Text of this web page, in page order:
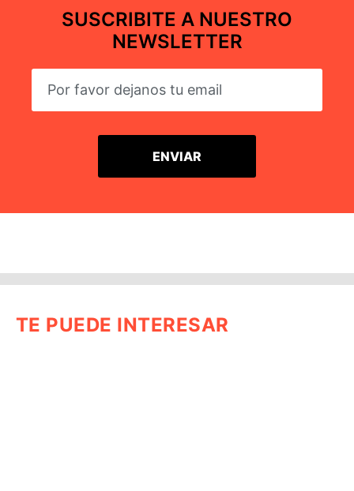
SUSCRIBITE A NUESTRO
NEWSLETTER
TE PUEDE INTERESAR